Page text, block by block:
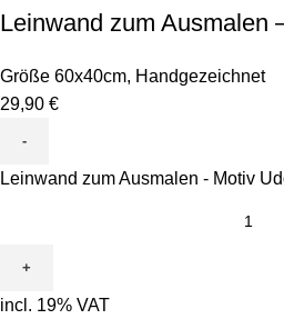
Leinwand zum Ausmalen
Größe 60x40cm, Handgezeichnet
29,90 €
Leinwand zum Ausmalen - Motiv
incl. 19% VAT